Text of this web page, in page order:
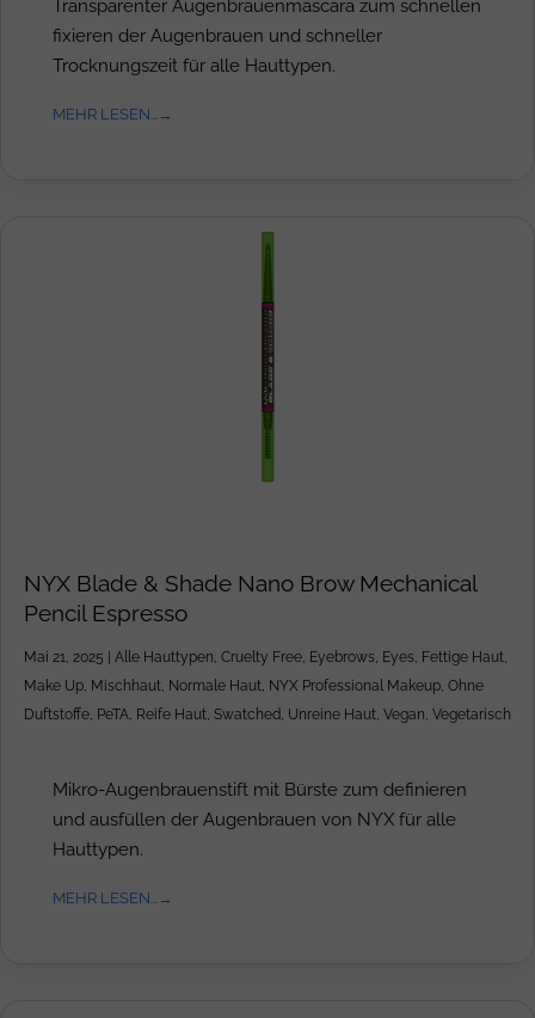
Transparenter Augenbrauenmascara zum schnellen
fixieren der Augenbrauen und schneller
Trocknungszeit für alle Hauttypen.
MEHR LESEN...
NYX Blade & Shade Nano Brow Mechanical
Pencil Espresso
Mai 21, 2025 | Alle Hauttypen Cruelty Free Eyebrows Eyes Fettige Haut
Make Up Mischhaut Normale Haut NYX Professional Makeup Ohne
Duftstoffe PeTA Reife Haut Swatched Unreine Haut Vegan Vegetarisch
Mikro-Augenbrauenstift mit Bürste zum definieren
und ausfüllen der Augenbrauen von NYX für alle
Hauttypen.
MEHR LESEN...